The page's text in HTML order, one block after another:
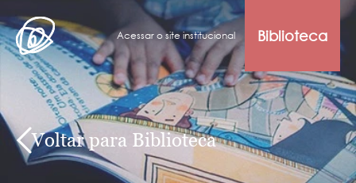
Acessar o site institucional Biblioteca
Voltar para Biblioteca